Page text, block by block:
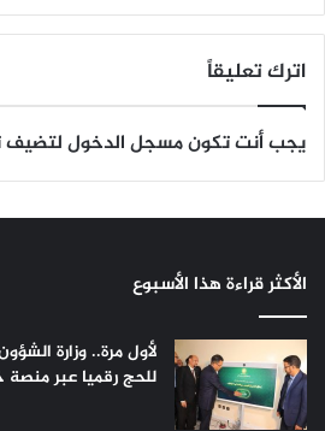
اترك تعليقاً
يجب أنت تكونمسجل الدخوللتضيف
الأكثر قراءة هذا الأسبوع
لأول مرة.. وزارة
للحج رقميا عبر